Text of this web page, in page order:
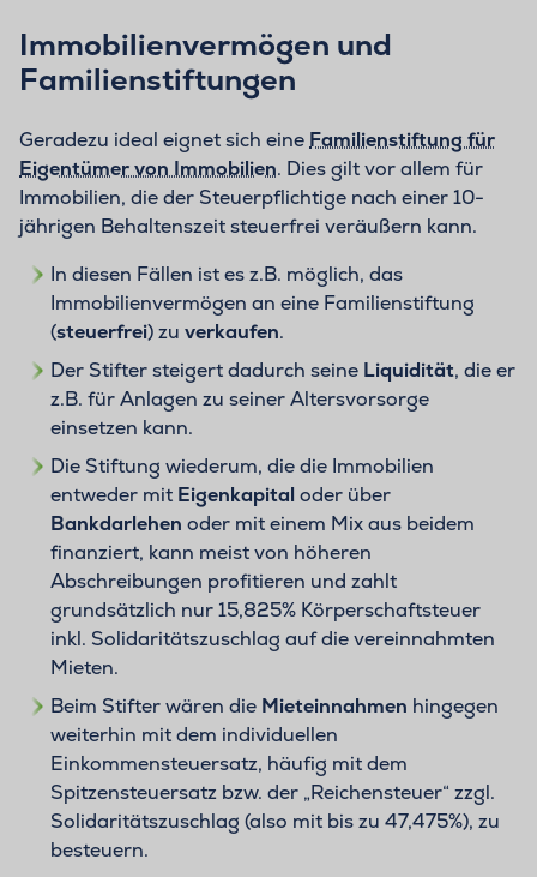
Immobilienvermögen und
Familienstiftungen
Geradezu ideal eignet sich eine Familienstiftung für
Eigentümer von Immobilien. Dies gilt vor allem für
Immobilien, die der Steuerpflichtige nach einer 10-
jährigen Behaltenszeit steuerfrei veräußern kann.
In diesen Fällen ist es z.B. möglich, das
Immobilienvermögen an eine Familienstiftung
(steuerfrei) zu verkaufen.
Der Stifter steigert dadurch seine Liquidität, die er
z.B. für Anlagen zu seiner Altersvorsorge
einsetzen kann.
Die Stiftung wiederum, die die Immobilien
entweder mit Eigenkapitaloder über
Bankdarlehen oder mit einem Mix aus beidem
finanziert, kann meist von höheren
Abschreibungen profitieren und zahlt
grundsätzlich nur 15,825% Körperschaftsteuer
inkl. Solidaritätszuschlag auf die vereinnahmten
Mieten.
Beim Stifter wären die Mieteinnahmen hingegen
weiterhin mit dem individuellen
Einkommensteuersatz, häufig mit dem
Spitzensteuersatz bzw. der „Reichensteuer“ zzgl.
Solidaritätszuschlag (also mit bis zu 47,475%), zu
besteuern.